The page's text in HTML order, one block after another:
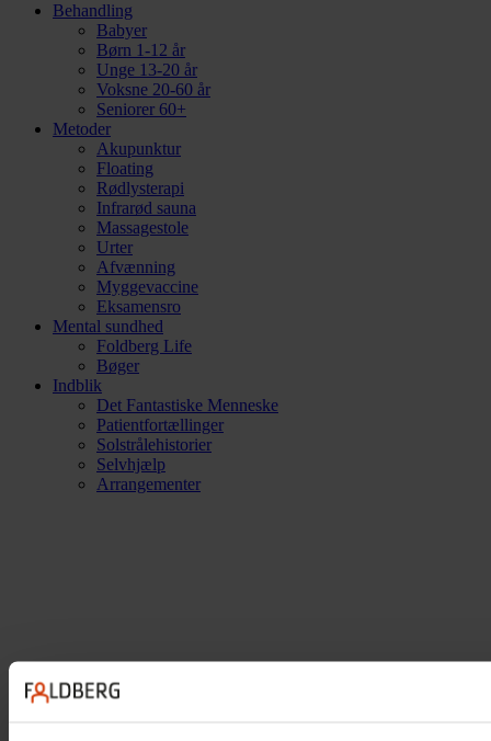
Behandling
Babyer
Børn 1-12 år
Unge 13-20 år
Voksne 20-60 år
Seniorer 60+
Metoder
Akupunktur
Floating
Rødlysterapi
Infrarød sauna
Massagestole
Urter
Afvænning
Myggevaccine
Eksamensro
Mental sundhed
Foldberg Life
Bøger
Indblik
Det Fantastiske Menneske
Patientfortællinger
Solstrålehistorier
Selvhjælp
Arrangementer